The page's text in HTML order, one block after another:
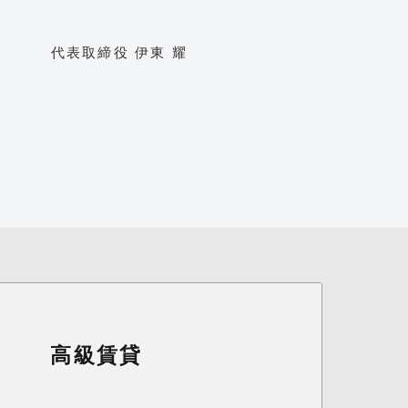
代表取締役 伊東 耀
高級賃貸